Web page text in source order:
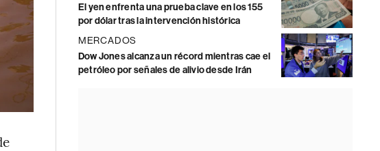
El yen enfrenta una prueba clave en los 155
por dólar tras la intervención histórica
MERCADOS
Dow Jones alcanza un récord mientras cae el
petróleo por señales de alivio desde Irán